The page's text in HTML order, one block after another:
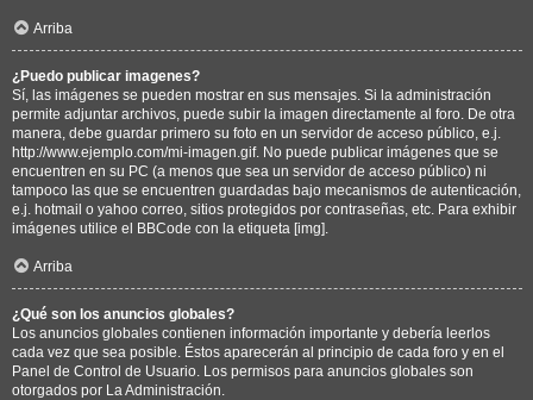
Arriba
¿Puedo publicar imagenes?
Sí, las imágenes se pueden mostrar en sus mensajes. Si la administración
permite adjuntar archivos, puede subir la imagen directamente al foro. De otra
manera, debe guardar primero su foto en un servidor de acceso público, e.j.
http://www.ejemplo.com/mi-imagen.gif. No puede publicar imágenes que se
encuentren en su PC (a menos que sea un servidor de acceso público) ni
tampoco las que se encuentren guardadas bajo mecanismos de autenticación,
e.j. hotmail o yahoo correo, sitios protegidos por contraseñas, etc. Para exhibir
imágenes utilice el BBCode con la etiqueta [img].
Arriba
¿Qué son los anuncios globales?
Los anuncios globales contienen información importante y debería leerlos
cada vez que sea posible. Éstos aparecerán al principio de cada foro y en el
Panel de Control de Usuario. Los permisos para anuncios globales son
otorgados por La Administración.